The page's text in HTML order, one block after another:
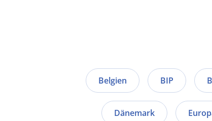
Belgien BIP
Dänemark